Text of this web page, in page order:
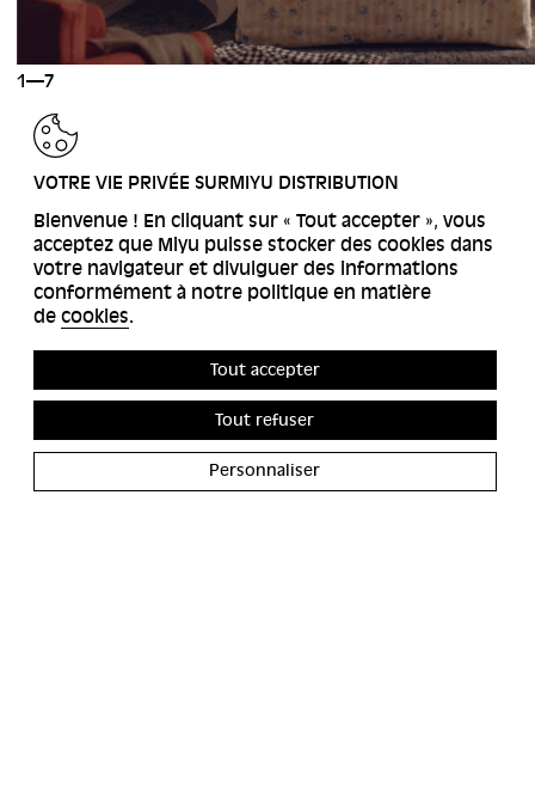
1—7
RETOUR
VOTRE VIE PRIVÉE SURMIYU DISTRIBUTION
Bienvenue ! En cliquant sur « Tout accepter », vous
acceptez que Miyu puisse stocker des cookies dans
votre navigateur et divulguer des informations
conformément à notre politique en matière
de cookies.
Tout accepter
Tout refuser
Personnaliser